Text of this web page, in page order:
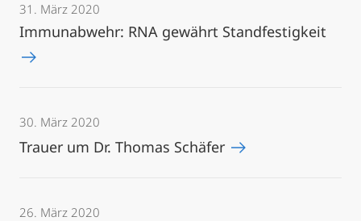
31. März 2020
Immunabwehr: RNA gewährt Standfestigkeit
30. März 2020
Trauer um Dr. Thomas Schäfer
26. März 2020